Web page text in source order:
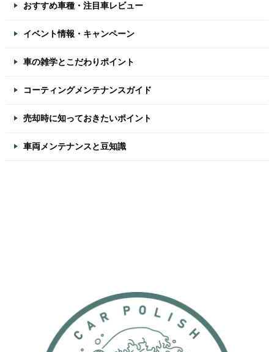
おすすめ車種・注目車レビュー
イベント情報・キャンペーン
車の雑学とこだわりポイント
コーティングメンテナンスガイド
売却時に知っておきたいポイント
車両メンテナンスと豆知識